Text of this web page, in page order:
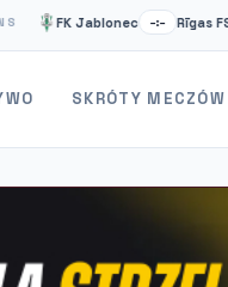
FK Jablonec –:– Rīgas FS NS
SKRÓTY MECZÓW